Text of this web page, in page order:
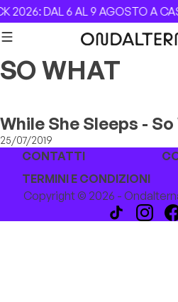
Skip to content
2026: DAL 6 AL 9 AGOSTO A
SO WHAT
While She Sleeps -
25/07/2019
CONTATTI
TERMINI E CONDIZIONI
Copyright © 2026 -